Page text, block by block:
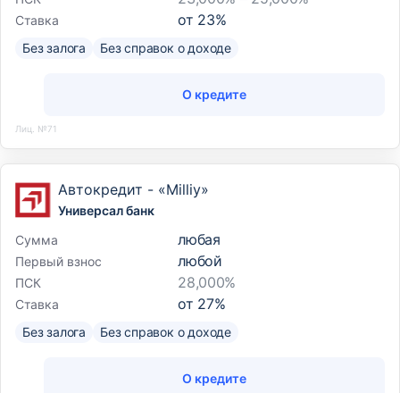
Ставка от 23%
Без залога Без справок о доходе
О кредите
Лиц. №71
Автокредит - «Milliy»
Универсал банк
Сумма
любая
Первый взнос любой
ПСК 28,000%
Ставка от 27%
Без залога Без справок о доходе
О кредите